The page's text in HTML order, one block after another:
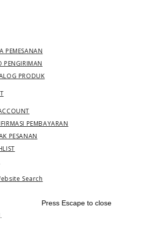
PEMESANAN
PENGIRIMAN
PRODUK
PEMBAYARAN
PESANAN
Search
Press Escape to close